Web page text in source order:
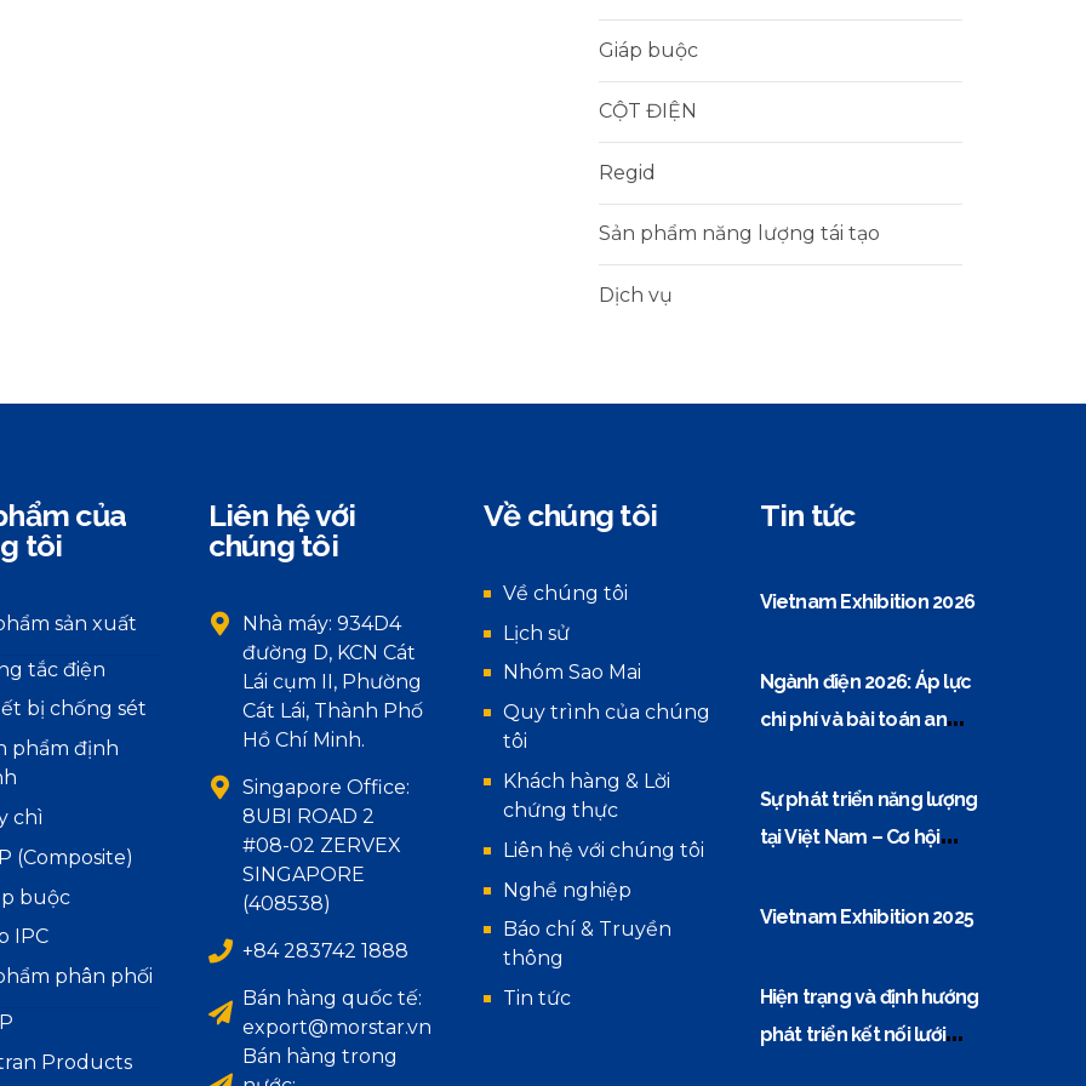
Giáp buộc
CỘT ĐIỆN
Regid
Sản phẩm năng lượng tái tạo
Dịch vụ
của
tôi
sản xuất
tắc điện
bị chống sét
phẩm định
chì
(Composite)
buộc
IPC
phân phối
Products
Liên hệ với
chúng tôi
Nhà máy: 934D4
đường D, KCN Cát
Lái cụm II, Phường
Cát Lái, Thành Phố
Hồ Chí Minh.
Singapore Office:
8UBI ROAD 2
#08-02 ZERVEX
SINGAPORE
(408538)
+84 283742 1888
Bán hàng quốc tế:
export@morstar.vn
Bán hàng trong
Về chúng tôi
Về chúng tôi
Lịch sử
Nhóm Sao Mai
Quy trình của chúng
tôi
Khách hàng & Lời
chứng thực
Liên hệ với chúng tôi
Nghề nghiệp
Báo chí & Truyền
thông
Tin tức
Tin tức
Vietnam Exhibition 2026
Ngành điện 2026: Áp lực
chi phí và bài toán an
Sự phát triển năng lượng
tại Việt Nam – Cơ hội
nghiệp thiết bị điện
Vietnam Exhibition 2025
Hiện trạng và định hướng
phát triển kết nối lưới